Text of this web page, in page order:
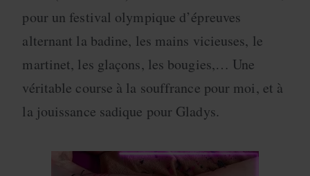
pour un festival olympique d’épreuves
alternant la badine, les mains vicieuses, le
martinet, les glaçons, les bougies,… Une
véritable course à la souffrance pour moi, et à
la jouissance sadique pour Gladys.